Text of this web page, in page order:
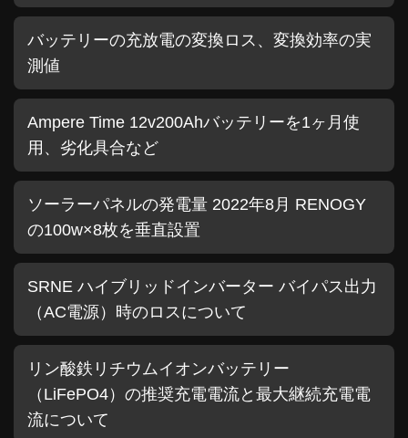
バッテリーの充放電の変換ロス、変換効率の実
測値
Ampere Time 12v200Ahバッテリーを1ヶ月使
用、劣化具合など
ソーラーパネルの発電量 2022年8月 RENOGY
の100w×8枚を垂直設置
SRNE ハイブリッドインバーター バイパス出力
（AC電源）時のロスについて
リン酸鉄リチウムイオンバッテリー
（LiFePO4）の推奨充電電流と最大継続充電電
流について